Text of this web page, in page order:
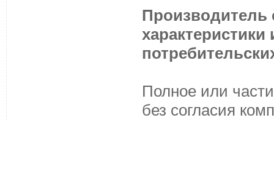
Производитель
Полное или
без согласия